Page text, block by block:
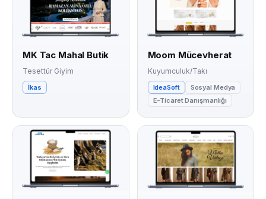
MK Tac Mahal Butik
Tesettür Giyim
İkas
Moom Mücevherat
Kuyumculuk/Takı
IdeaSoft
Sosyal Medya
E-Ticaret Danışmanlığı